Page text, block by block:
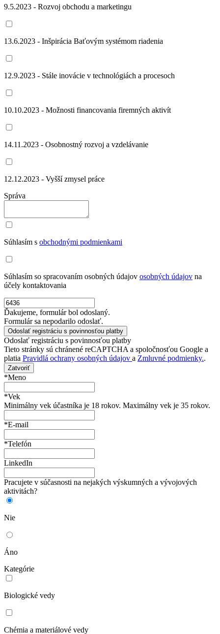
9.5.2023 - Rozvoj obchodu a marketingu
13.6.2023 - Inšpirácia Baťovým systémom riadenia
12.9.2023 - Stále inovácie v technológiách a procesoch
10.10.2023 - Možnosti financovania firemných aktivít
14.11.2023 - Osobnostný rozvoj a vzdelávanie
12.12.2023 - Vyšší zmysel práce
Správa
Súhlasím s obchodnými podmienkami
Súhlasím so spracovaním osobných údajov osobných údajov na
účely kontaktovania
Ďakujeme, formulár bol odoslaný.
Formulár sa nepodarilo odoslať.
Odoslať registráciu s povinnosťou platby
Tieto stránky sú chránené reCAPTCHA a spoločnosťou Google a
platia Pravidlá ochrany osobných údajov a Zmluvné podmienky..
Zatvoriť
*Meno
*Vek
Minimálny vek účastníka je 18 rokov. Maximálny vek je 35 rokov.
*E-mail
*Telefón
LinkedIn
Pracujete v súčasnosti na nejakých výskumných a vývojových
aktivitách?
Nie
Áno
Kategórie
Biologické vedy
Chémia a materiálové vedy